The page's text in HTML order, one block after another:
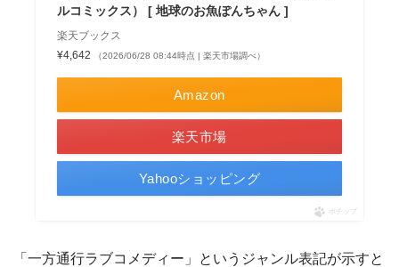
ルコミックス） [ 地球のお魚ぽんちゃん ]
楽天ブックス
¥4,642
（2026/06/28 08:44時点 | 楽天市場調べ）
Amazon
楽天市場
Yahooショッピング
ポチップ
「一方通行ラブコメディー」というジャンル表記が示すと